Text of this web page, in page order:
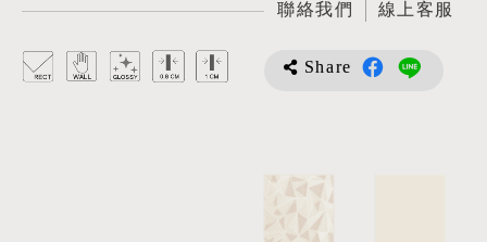
聯絡我們 線上客服
Share